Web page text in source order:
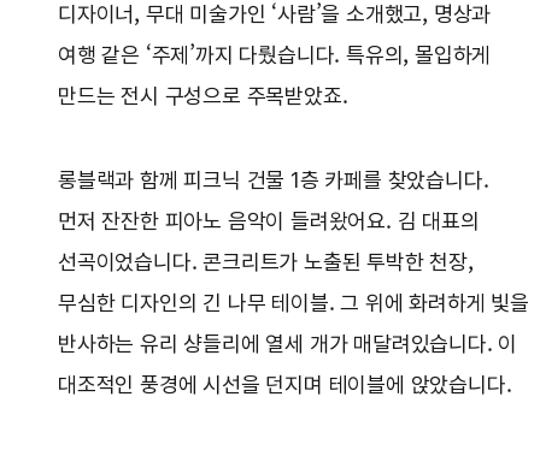
디자이너, 무대 미술가인 ‘사람’을 소개했고, 명상과
여행 같은 ‘주제’까지 다뤘습니다. 특유의, 몰입하게
만드는 전시 구성으로 주목받았죠.
롱블랙과 함께 피크닉 건물 1층 카페를 찾았습니다.
먼저 잔잔한 피아노 음악이 들려왔어요. 김 대표의
선곡이었습니다. 콘크리트가 노출된 투박한 천장,
무심한 디자인의 긴 나무 테이블. 그 위에 화려하게 빛을
반사하는 유리 샹들리에 열세 개가 매달려있습니다. 이
대조적인 풍경에 시선을 던지며 테이블에 앉았습니다.